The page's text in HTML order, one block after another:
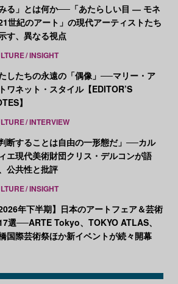
みる」とは何か──「あたらしい目 ― モネ
世紀のアート」の現代アーティストたち
す、異なる視点
INSIGHT
したちの永遠の「偶像」──マリー・ア
ワネット・スタイル【EDITOR’S
】
INTERVIEW
判断することは自由の一形態だ」──カル
エ現代美術財団クリス・デルコンが語
公共性と批評
INSIGHT
2026年下半期】日本のアートフェア＆芸術
選──ARTE Tokyo、TOKYO ATLAS、
国際芸術祭ほか新イベントが続々開幕